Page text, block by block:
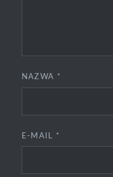
NAZWA *
E-MAIL *